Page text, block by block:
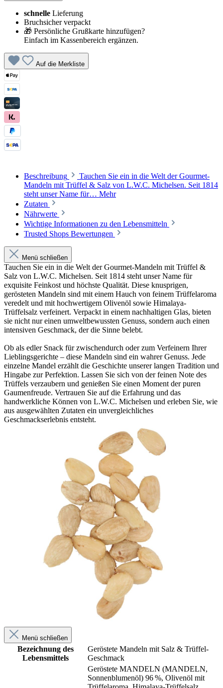
schnelle Lieferung
Bruchsicher verpackt
🎁 Persönliche Grußkarte hinzufügen?
Einfach im Kassenbereich ergänzen.
Auf die Merkliste
Beschreibung
Tauchen Sie ein in die Welt der Gourmet-
Mandeln mit Trüffel & Salz von L.W.C. Michelsen. Seit 1814
steht unser Name für… Mehr
Zutaten
Nährwerte
Wichtige Informationen zu den Lebensmitteln
Trusted Shops Bewertungen
Menü schließen
Tauchen Sie ein in die Welt der Gourmet-Mandeln mit Trüffel &
Salz von L.W.C. Michelsen. Seit 1814 steht unser Name für
exquisite Feinkost und höchste Qualität. Diese knusprigen,
gerösteten Mandeln sind mit einem Hauch von feinem Trüffelaroma
veredelt und mit hochwertigem Olivenöl sowie Himalaya-
Trüffelsalz verfeinert. Verpackt in einem nachhaltigen Glas, bieten
sie nicht nur einen umweltbewussten Genuss, sondern auch einen
intensiven Geschmack, der die Sinne belebt.
Ob als edler Snack für zwischendurch oder zum Verfeinern Ihrer
Lieblingsgerichte – diese Mandeln sind ein wahrer Genuss. Jede
einzelne Mandel erzählt die Geschichte unserer langen Tradition und
Hingabe zur Perfektion. Lassen Sie sich von der feinen Note des
Trüffels verzaubern und genießen Sie einen Moment der puren
Gaumenfreude. Vertrauen Sie auf die Erfahrung und das
handwerkliche Können von L.W.C. Michelsen und erleben Sie, wie
aus ausgewählten Zutaten ein unvergleichliches
Geschmackserlebnis entsteht.
Menü schließen
Bezeichnung des
Lebensmittels
Geröstete Mandeln mit Salz & Trüffel-
Geschmack
Geröstete MANDELN (MANDELN,
Sonnenblumenöl) 96 %, Olivenöl mit